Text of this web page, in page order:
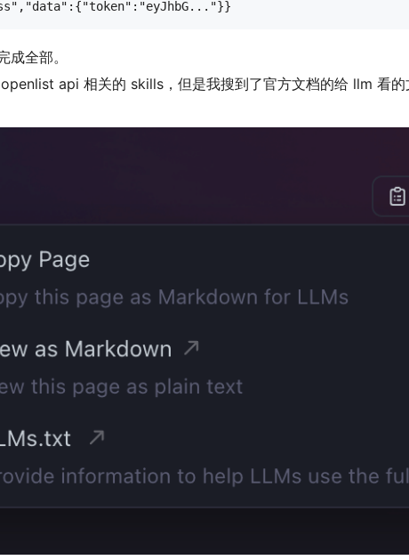
全部。
api 相关的 skills，但是我搜到了官方文档的给 llm 看的